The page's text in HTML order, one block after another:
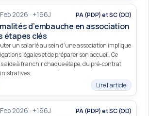
2026 · +166J PA (PDP) et SC (OD)
d’embauche en association
étapes clés
un salarié au sein d’une association implique
légales et de préparer son accueil. Ce
aide à franchir chaque étape, du pré-contrat
Lire l’article
2026 · +166J PA (PDP) et SC (OD)